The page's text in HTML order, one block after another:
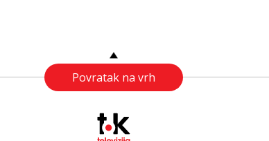
Povratak na vrh